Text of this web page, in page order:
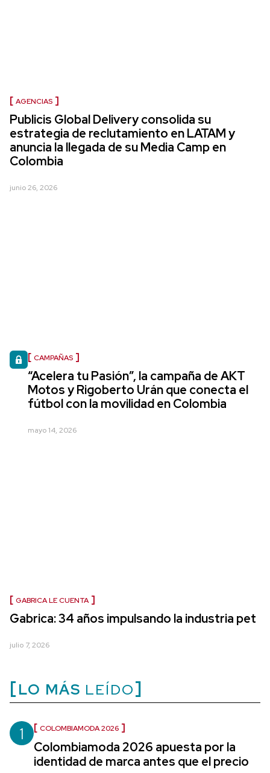
AGENCIAS
Publicis Global Delivery consolida su
estrategia de reclutamiento en LATAM y
anuncia la llegada de su Media Camp en
Colombia
junio 26, 2026
CAMPAÑAS
“Acelera tu Pasión”, la campaña de AKT
Motos y Rigoberto Urán que conecta el
fútbol con la movilidad en Colombia
mayo 14, 2026
GABRICA LE CUENTA
Gabrica: 34 años impulsando la industria pet
julio 7, 2026
LO MÁS LEÍDO
1 COLOMBIAMODA 2026
Colombiamoda 2026 apuesta por la
identidad de marca antes que el precio